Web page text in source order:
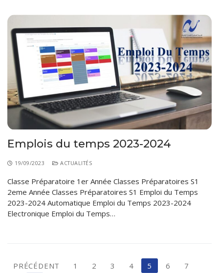
Emplois du temps 2023-2024
19/09/2023 ACTUALITÉS
Classe Préparatoire 1er Année Classes Préparatoires S1
2eme Année Classes Préparatoires S1 Emploi du Temps
2023-2024 Automatique Emploi du Temps 2023-2024
Electronique Emploi du Temps…
PRÉCÉDENT 1 2 3 4 5 6
7